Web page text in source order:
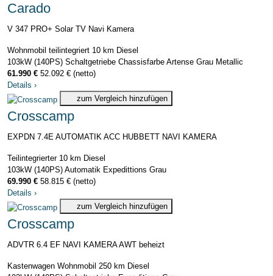
Carado
V 347 PRO+ Solar TV Navi Kamera
Wohnmobil teilintegriert 10 km Diesel
103kW (140PS) Schaltgetriebe Chassisfarbe Artense Grau Metallic
61.990 € 52.092 € (netto)
Details ›
zum Vergleich hinzufügen
Crosscamp
EXPDN 7.4E AUTOMATIK ACC HUBBETT NAVI KAMERA
Teilintegrierter 10 km Diesel
103kW (140PS) Automatik Expedittions Grau
69.990 € 58.815 € (netto)
Details ›
zum Vergleich hinzufügen
Crosscamp
ADVTR 6.4 EF NAVI KAMERA AWT beheizt
Kastenwagen Wohnmobil 250 km Diesel